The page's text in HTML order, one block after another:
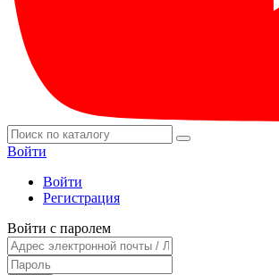
Войти
Войти
Регистрация
Войти с паролем